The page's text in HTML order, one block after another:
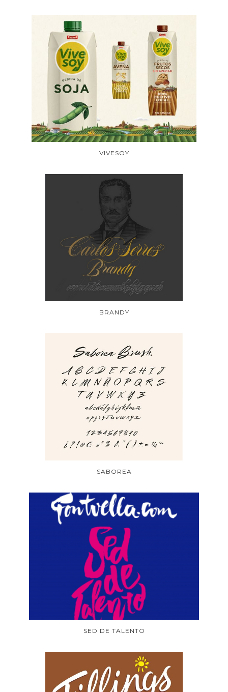
VIVESOY
BRANDY
SABOREA
SED DE TALENTO